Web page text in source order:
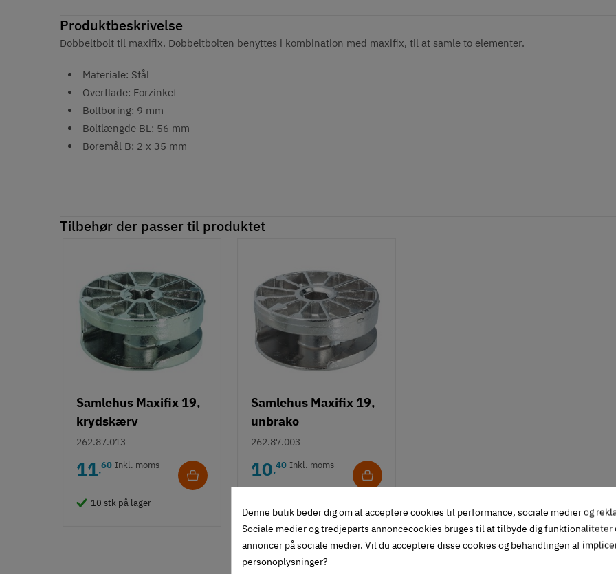
Produktbeskrivelse
Dobbeltbolt til maxifix. Dobbeltbolten benyttes i kombination med maxifix, til at samle to elementer.
Materiale: Stål
Overflade: Forzinket
Boltboring: 9 mm
Boltlængde BL: 56 mm
Boremål B: 2 x 35 mm
Tilbehør der passer til produktet
Samlehus Maxifix 19,
krydskærv
262.87.013
11,60 Inkl. moms
10 stk på lager
Samlehus Maxifix 19,
unbrako
262.87.003
10,40 Inkl. moms
Denne butik beder dig om at acceptere cookies til performance, sociale medier og
Sociale medier og tredjeparts annoncecookies bruges til at tilbyde dig funktionaliteter
annoncer på sociale medier. Vil du acceptere disse cookies og behandlingen af
personoplysninger?